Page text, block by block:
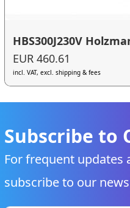
HBS300J230V
EUR 460.61
incl. VAT, excl. shipping & fees
Subscribe to
For frequent updates
subscribe to our